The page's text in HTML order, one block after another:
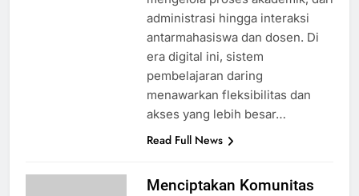
administrasi hingga interaksi
antarmahasiswa dan dosen. Di
era digital ini, sistem
pembelajaran daring
menawarkan fleksibilitas dan
akses yang lebih besar…
Read Full News
Menciptakan Komunitas